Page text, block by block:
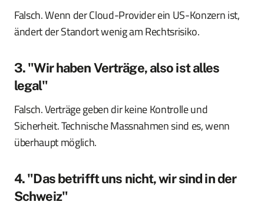
Falsch. Wenn der Cloud-Provider ein US-Konzern ist,
ändert der Standort wenig am Rechtsrisiko.
3. "Wir haben Verträge, also ist alles
legal"
Falsch. Verträge geben dir keine Kontrolle und
Sicherheit. Technische Massnahmen sind es, wenn
überhaupt möglich.
4. "Das betrifft uns nicht, wir sind in der
Schweiz"